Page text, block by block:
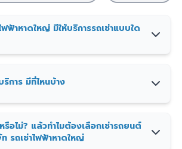
ฟ้าหาดใหญ่ มีให้บริการรถเช่าแบบใด
ริการ มีที่ไหนบ้าง
รือไม่? แล้วทำไมต้องเลือกเช่ารถยนต์
รถเช่าไฟฟ้าหาดใหญ่